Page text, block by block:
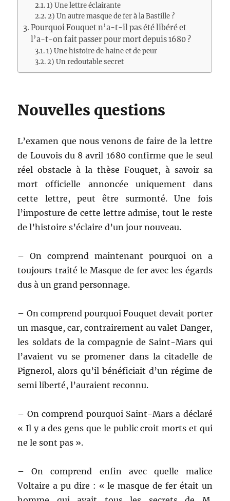
1) Une lettre éclairante
2) Un autre masque de fer à la Bastille ?
Pourquoi Fouquet n’a-t-il pas été libéré et
l’a-t-on fait passer pour mort depuis 1680 ?
1) Une histoire de haine et de peur
2) Un redoutable secret
Nouvelles questions
L’examen que nous venons de faire de la lettre
de Louvois du 8 avril 1680 confirme que le seul
réel obstacle à la thèse Fouquet, à savoir sa
mort officielle annoncée uniquement dans
cette lettre, peut être surmonté. Une fois
l’imposture de cette lettre admise, tout le reste
de l’histoire s’éclaire d’un jour nouveau.
– On comprend maintenant pourquoi on a
toujours traité le Masque de fer avec les égards
dus à un grand personnage.
– On comprend pourquoi Fouquet devait porter
un masque, car, contrairement au valet Danger,
les soldats de la compagnie de Saint-Mars qui
l’avaient vu se promener dans la citadelle de
Pignerol, alors qu’il bénéficiait d’un régime de
semi liberté, l’auraient reconnu.
– On comprend pourquoi Saint-Mars a déclaré
« Il y a des gens que le public croit morts et qui
ne le sont pas ».
– On comprend enfin avec quelle malice
Voltaire a pu dire : « le masque de fer était un